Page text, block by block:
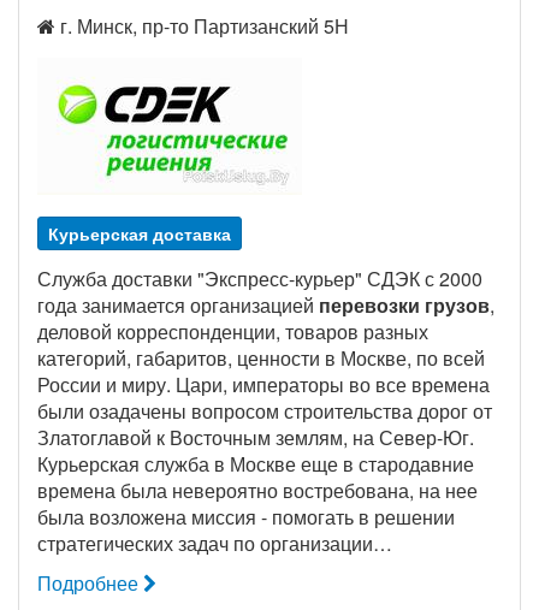
г. Минск, пр-то Партизанский 5Н
Курьерская доставка
Служба доставки "Экспресс-курьер" СДЭК с 2000
года занимается организацией перевозки грузов,
деловой корреспонденции, товаров разных
категорий, габаритов, ценности в Москве, по всей
России и миру. Цари, императоры во все времена
были озадачены вопросом строительства дорог от
Златоглавой к Восточным землям, на Север-Юг.
Курьерская служба в Москве еще в стародавние
времена была невероятно востребована, на нее
была возложена миссия - помогать в решении
стратегических задач по организации…
Подробнее